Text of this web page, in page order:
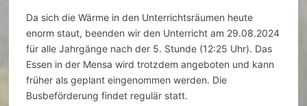
Da sich die Wärme in den Unterrichtsräumen heute
enorm staut, beenden wir den Unterricht am 29.08.2024
für alle Jahrgänge nach der 5. Stunde (12:25 Uhr). Das
Essen in der Mensa wird trotzdem angeboten und kann
früher als geplant eingenommen werden. Die
Busbeförderung findet regulär statt.